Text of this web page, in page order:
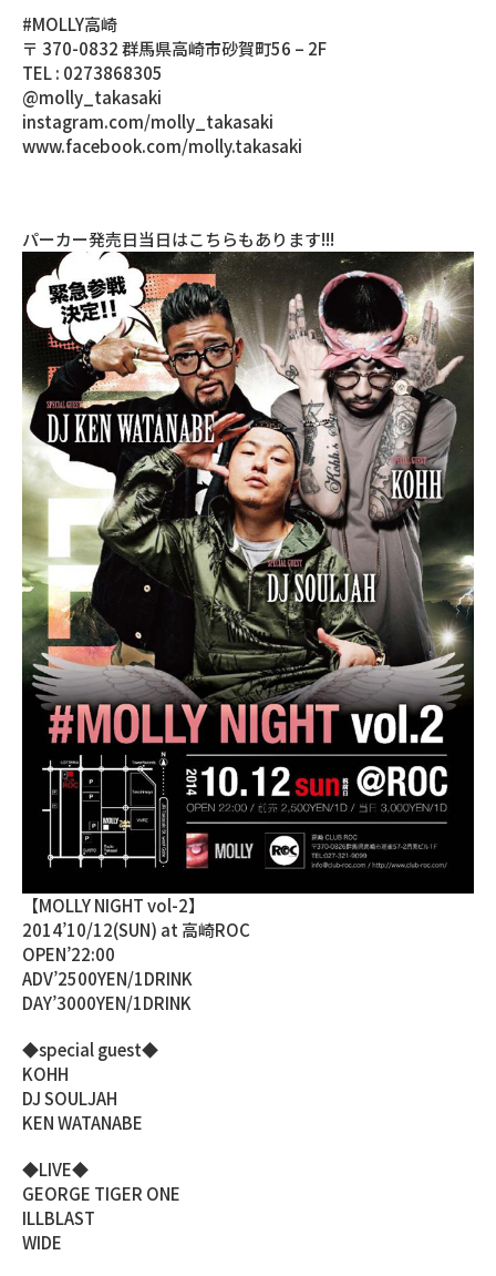
#MOLLY高崎
〒 370-0832 群馬県高崎市砂賀町56 – 2F
TEL : 0273868305
@molly_takasaki
instagram.com/molly_takasaki
www.facebook.com/molly.takasaki
パーカー発売日当日はこちらもあります!!!
【MOLLY NIGHT vol-2】
2014’10/12(SUN) at 高崎ROC
OPEN’22:00
ADV’2500YEN/1DRINK
DAY’3000YEN/1DRINK
◆special guest◆
KOHH
DJ SOULJAH
KEN WATANABE
◆LIVE◆
GEORGE TIGER ONE
ILLBLAST
WIDE